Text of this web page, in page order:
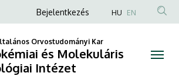
Anonim
fiók
menüje
Bejelentkezés HU EN
Orvostudományi Kar
és Molekuláris
Intézet